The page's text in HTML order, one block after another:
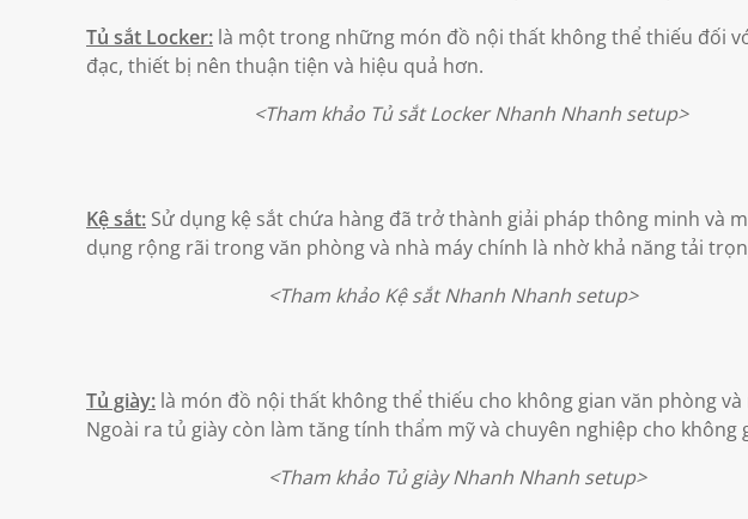
Tủ sắt Locker: là một trong những món đồ nội thất không thể thiếu đối
đạc, thiết bị nên thuận tiện và hiệu quả hơn.
<Tham khảo Tủ sắt Locker Nhanh Nhanh setup>
Kệ sắt: Sử dụng kệ sắt chứa hàng đã trở thành giải pháp thông minh và
dụng rộng rãi trong văn phòng và nhà máy chính là nhờ khả năng tải
<Tham khảo Kệ sắtNhanh Nhanh setup>
Tủ giày: là món đồ nội thất không thể thiếu cho không gian văn phòng
Ngoài ra tủ giày còn làm tăng tính thẩm mỹ và chuyên nghiệp cho không
<Tham khảo Tủ giày Nhanh Nhanh setup>